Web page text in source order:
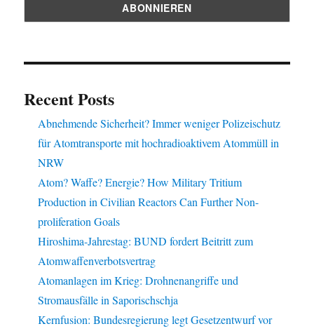
Recent Posts
Abnehmende Sicherheit? Immer weniger Polizeischutz
für Atomtransporte mit hochradioaktivem Atommüll in
NRW
Atom? Waffe? Energie? How Military Tritium
Production in Civilian Reactors Can Further Non-
proliferation Goals
Hiroshima-Jahrestag: BUND fordert Beitritt zum
Atomwaffenverbotsvertrag
Atomanlagen im Krieg: Drohnenangriffe und
Stromausfälle in Saporischschja
Kernfusion: Bundesregierung legt Gesetzentwurf vor